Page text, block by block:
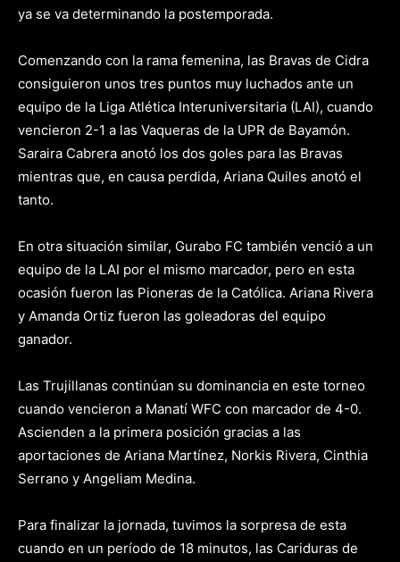
ya se va determinando la postemporada.
Comenzando con la rama femenina, las Bravas de Cidra
consiguieron unos tres puntos muy luchados ante un
equipo de la Liga Atlética Interuniversitaria (LAI), cuando
vencieron 2-1 a las Vaqueras de la UPR de Bayamón.
Saraira Cabrera anotó los dos goles para las Bravas
mientras que, en causa perdida, Ariana Quiles anotó el
tanto.
En otra situación similar, Gurabo FC también venció a un
equipo de la LAI por el mismo marcador, pero en esta
ocasión fueron las Pioneras de la Católica. Ariana Rivera
y Amanda Ortiz fueron las goleadoras del equipo
ganador.
Las Trujillanas continúan su dominancia en este torneo
cuando vencieron a Manatí WFC con marcador de 4-0.
Ascienden a la primera posición gracias a las
aportaciones de Ariana Martínez, Norkis Rivera, Cinthia
Serrano y Angeliam Medina.
Para finalizar la jornada, tuvimos la sorpresa de esta
cuando en un período de 18 minutos, las Cariduras de